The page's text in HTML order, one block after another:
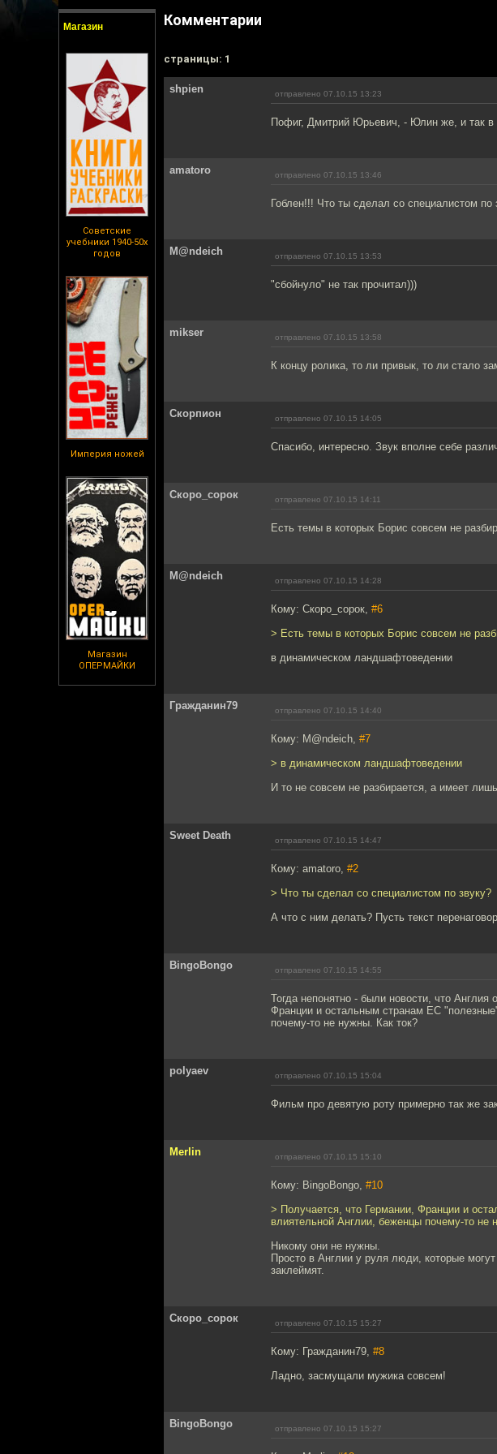
Магазин
Советские
учебники 1940-50х
годов
Империя ножей
Магазин
ОПЕРМАЙКИ
Комментарии
cтраницы: 1
shpien отправлено 07.10.15 13:23
Пофиг, Дмитрий Юрьевич, - Юлин же, и так в
amatoro отправлено 07.10.15 13:46
Гоблен!!! Что ты сделал со специалистом по
M@ndeich отправлено 07.10.15 13:53
"сбойнуло" не так прочитал)))
mikser отправлено 07.10.15 13:58
К концу ролика, то ли привык, то ли стало
Скорпион отправлено 07.10.15 14:05
Спасибо, интересно. Звук вполне себе
Скоро_сорок отправлено 07.10.15 14:11
Есть темы в которых Борис совсем не
M@ndeich отправлено 07.10.15 14:28
Кому: Скоро_сорок, #6
> Есть темы в которых Борис совсем не
в динамическом ландшафтоведении
Гражданин79 отправлено 07.10.15 14:40
Кому: M@ndeich, #7
> в динамическом ландшафтоведении
И то не совсем не разбирается, а имеет
Sweet Death отправлено 07.10.15 14:47
Кому: amatoro, #2
> Что ты сделал со специалистом по звуку?
А что с ним делать? Пусть текст
BingoBongo отправлено 07.10.15 14:55
Тогда непонятно - были новости, что
Франции и остальным странам ЕС
почему-то не нужны. Как ток?
polyaev отправлено 07.10.15 15:04
Фильм про девятую роту примерно так же
Merlin отправлено 07.10.15 15:10
Кому: BingoBongo, #10
> Получается, что Германии, Франции и
влиятельной Англии, беженцы почему-то не
Никому они не нужны.
Просто в Англии у руля люди, которые
заклеймят.
Скоро_сорок отправлено 07.10.15 15:27
Кому: Гражданин79, #8
Ладно, засмущали мужика совсем!
BingoBongo отправлено 07.10.15 15:27